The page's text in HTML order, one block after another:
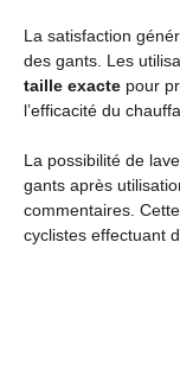
La satisfaction
des gants. Les
taille exacte pour
l’efficacité du
La possibilité de
gants après
commentaires.
cyclistes effectuant